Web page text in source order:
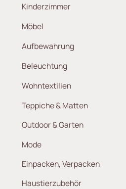
Kinderzimmer
Möbel
Aufbewahrung
Beleuchtung
Wohntextilien
Teppiche & Matten
Outdoor & Garten
Mode
Einpacken, Verpacken
Haustierzubehör